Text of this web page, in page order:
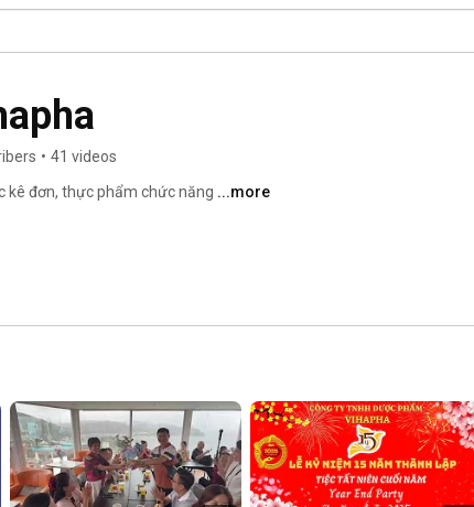
• 41 videos
kê đơn, thực phẩm chức năng ...more